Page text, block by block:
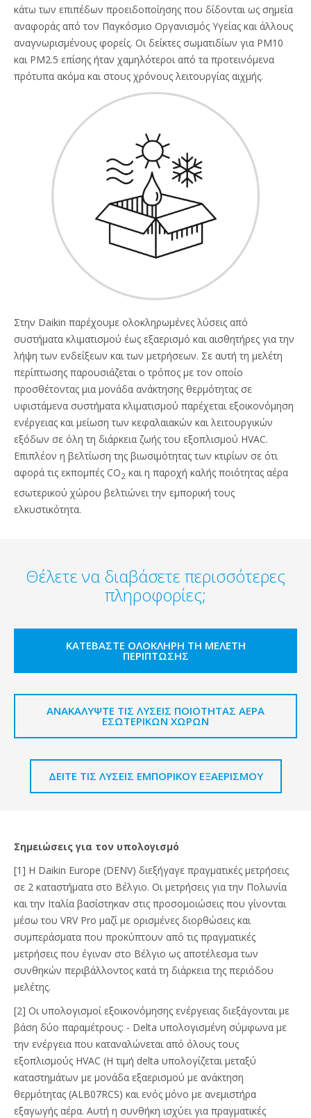
κάτω των επιπέδων προειδοποίησης που δίδονται ως σημεία
αναφοράς από τον Παγκόσμιο Οργανισμός Υγείας και άλλους
αναγνωρισμένους φορείς. Οι δείκτες σωματιδίων για PM10
και PM2.5 επίσης ήταν χαμηλότεροι από τα προτεινόμενα
πρότυπα ακόμα και στους χρόνους λειτουργίας αιχμής.
Στην Daikin παρέχουμε ολοκληρωμένες λύσεις από
συστήματα κλιματισμού έως εξαερισμό και αισθητήρες για την
λήψη των ενδείξεων και των μετρήσεων. Σε αυτή τη μελέτη
περίπτωσης παρουσιάζεται ο τρόπος με τον οποίο
προσθέτοντας μια μονάδα ανάκτησης θερμότητας σε
υφιστάμενα συστήματα κλιματισμού παρέχεται εξοικονόμηση
ενέργειας και μείωση των κεφαλαιακών και λειτουργικών
εξόδων σε όλη τη διάρκεια ζωής του εξοπλισμού HVAC.
Επιπλέον η βελτίωση της βιωσιμότητας των κτιρίων σε ότι
αφορά τις εκπομπές CO2 και η παροχή καλής ποιότητας αέρα
εσωτερικού χώρου βελτιώνει την εμπορική τους
ελκυστικότητα.
Θέλετε να διαβάσετε περισσότερες
πληροφορίες;
ΚΑΤΕΒΆΣΤΕ ΟΛΌΚΛΗΡΗ ΤΗ ΜΕΛΈΤΗ
ΠΕΡΊΠΤΩΣΗΣ
ΑΝΑΚΑΛΎΨΤΕ ΤΙΣ ΛΎΣΕΙΣ ΠΟΙΌΤΗΤΑΣ ΑΈΡΑ
ΕΣΩΤΕΡΙΚΏΝ ΧΏΡΩΝ
ΔΕΊΤΕ ΤΙΣ ΛΎΣΕΙΣ ΕΜΠΟΡΙΚΟΎ ΕΞΑΕΡΙΣΜΟΎ
Σημειώσεις για τον υπολογισμό
[1] Η Daikin Europe (DENV) διεξήγαγε πραγματικές μετρήσεις
σε 2 καταστήματα στο Βέλγιο. Οι μετρήσεις για την Πολωνία
και την Ιταλία βασίστηκαν στις προσομοιώσεις που γίνονται
μέσω του VRV Pro μαζί με ορισμένες διορθώσεις και
συμπεράσματα που προκύπτουν από τις πραγματικές
μετρήσεις που έγιναν στο Βέλγιο ως αποτέλεσμα των
συνθηκών περιβάλλοντος κατά τη διάρκεια της περιόδου
μελέτης.
[2] Οι υπολογισμοί εξοικονόμησης ενέργειας διεξάγονται με
βάση δύο παραμέτρους: - Delta υπολογισμένη σύμφωνα με
την ενέργεια που καταναλώνεται από όλους τους
εξοπλισμούς HVAC (Η τιμή delta υπολογίζεται μεταξύ
καταστημάτων με μονάδα εξαερισμού με ανάκτηση
θερμότητας (ALB07RCS) και ενός μόνο με ανεμιστήρα
εξαγωγής αέρα. Αυτή η συνθήκη ισχύει για πραγματικές